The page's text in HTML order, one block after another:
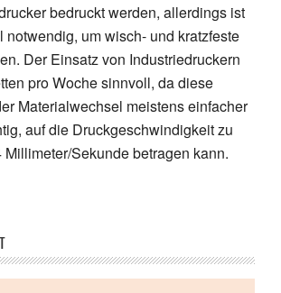
bedruckt werden, allerdings ist
um wisch- und kratzfeste
Der Einsatz von Industriedruckern
pro Woche sinnvoll, da diese
Materialwechsel meistens einfacher
auf die Druckgeschwindigkeit zu
Sekunde betragen kann.